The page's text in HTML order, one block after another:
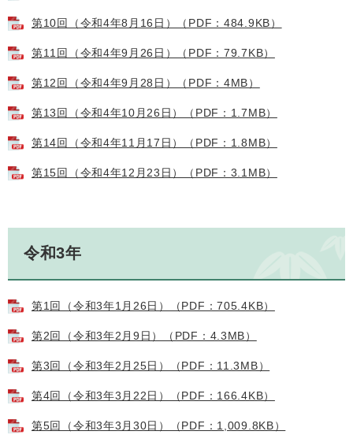
第10回（令和4年8月16日）（PDF：484.9KB）
第11回（令和4年9月26日）（PDF：79.7KB）
第12回（令和4年9月28日）（PDF：4MB）
第13回（令和4年10月26日）（PDF：1.7MB）
第14回（令和4年11月17日）（PDF：1.8MB）
第15回（令和4年12月23日）（PDF：3.1MB）
令和3年
第1回（令和3年1月26日）（PDF：705.4KB）
第2回（令和3年2月9日）（PDF：4.3MB）
第3回（令和3年2月25日）（PDF：11.3MB）
第4回（令和3年3月22日）（PDF：166.4KB）
第5回（令和3年3月30日）（PDF：1,009.8KB）